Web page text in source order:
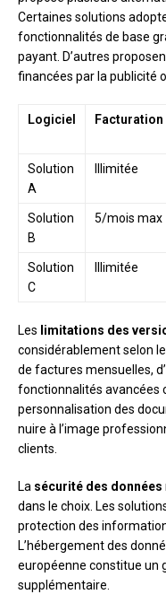
Certaines solutions
fonctionnalités de base
payant. D’autres
financées par la publicité
Logiciel Facturation
Solution
A
Illimitée
Solution
B
5/mois max
Solution
C
Illimitée
Les limitations des
considérablement selon
de factures mensuelles,
fonctionnalités avancées
personnalisation des
nuire à l’image
clients.
La sécurité des données
dans le choix. Les
protection des
L’hébergement des
européenne constitue un
supplémentaire.